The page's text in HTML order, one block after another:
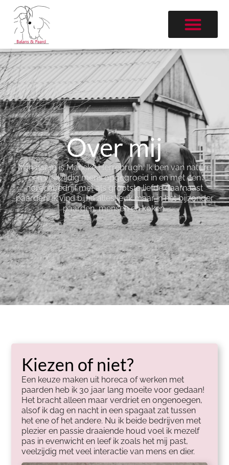
Over mij
Mijn naam is Marieke Herrebrugh. Ik ben van nature
een veelzijdig mens opgegroeid in en met een
horecabedrijf met als grootste liefde daarnaast
paarden. Ik vind bijna alles leuk maar in het bijzonder
paarden, mensen en koken.
Kiezen of niet?
Een keuze maken uit horeca of werken met
paarden heb ik 30 jaar lang moeite voor gedaan!
Het bracht alleen maar verdriet en ongenoegen,
alsof ik dag en nacht in een spagaat zat tussen
het ene of het andere. Nu ik beide bedrijven met
plezier en passie draaiende houd voel ik mezelf
pas in evenwicht en leef ik zoals het mij past,
veelzijdig met veel interactie van mens en dier.